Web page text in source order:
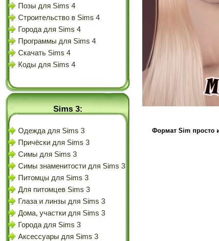
Позы для Sims 4
Строительство в Sims 4
Города для Sims 4
Программы для Sims 4
Скачать Sims 4
Коды для Sims 4
Sims 3:
Одежда для Sims 3
Причёски для Sims 3
Симы для Sims 3
Симы знаменитости для Sims 3
Питомцы для Sims 3
Для питомцев Sims 3
Глаза и линзы для Sims 3
Дома, участки для Sims 3
Города для Sims 3
Аксессуары для Sims 3
Формат Sim просто